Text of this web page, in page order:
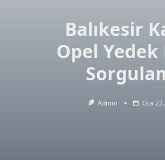
Balıkesir
Opel Yedek
Admin Oca